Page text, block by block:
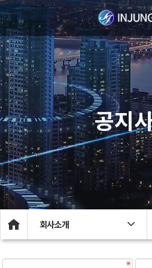
공지
회사소개